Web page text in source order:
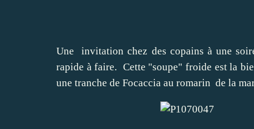
Une invitation chez des copains à une
rapide à faire. Cette "soupe" froide est la
une tranche de Focaccia au romarin de la